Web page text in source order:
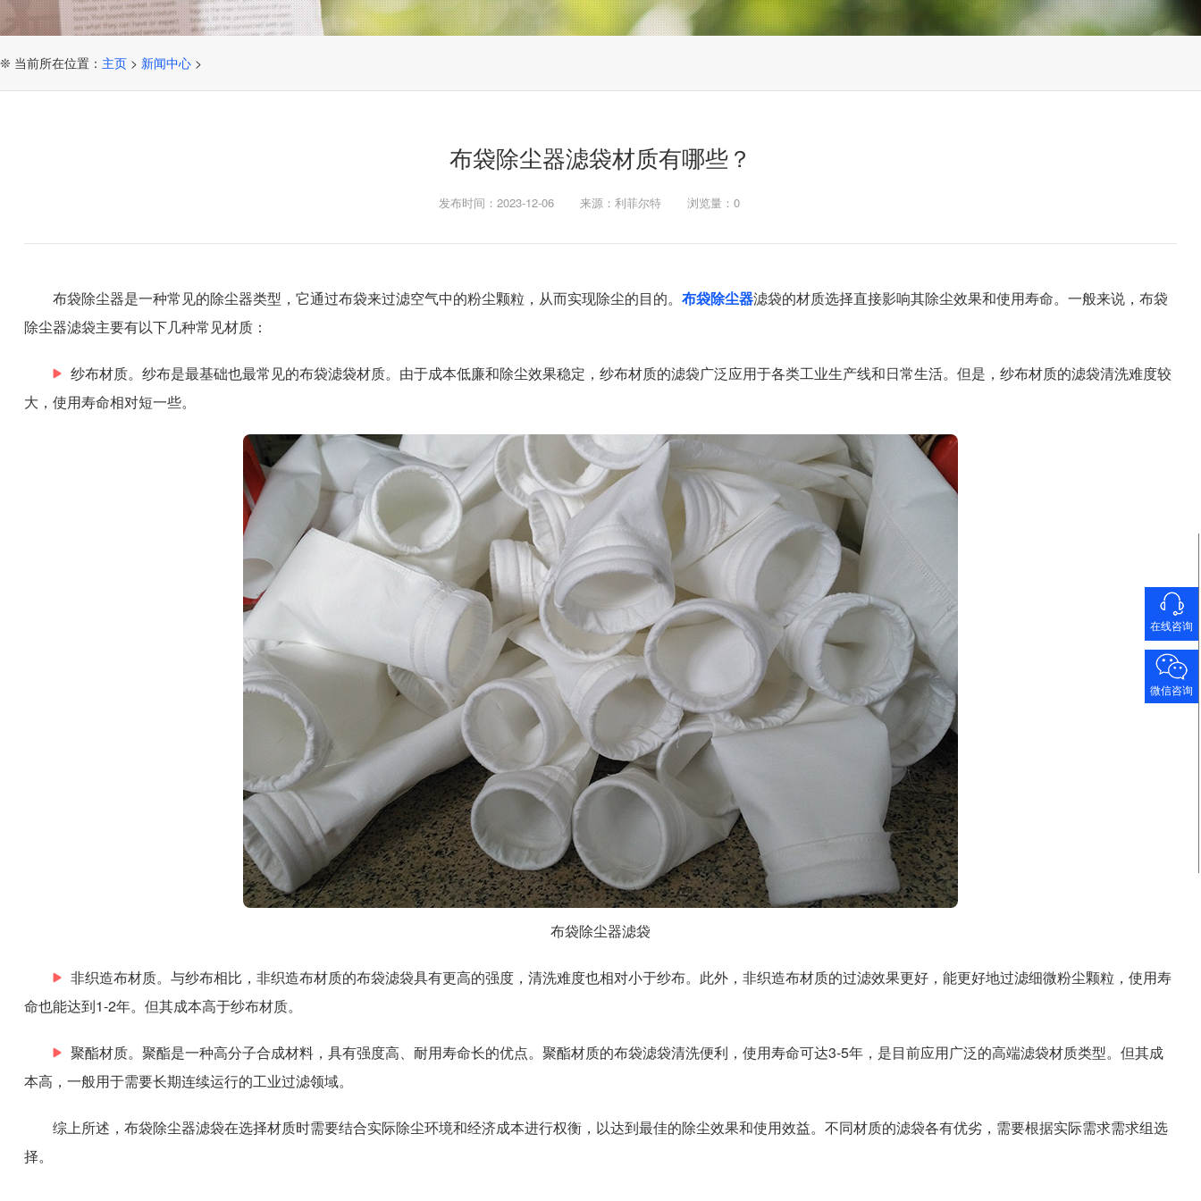
❊ 当前所在位置： 主页 > 新闻中心 >
布袋除尘器滤袋材质有哪些？
发布时间：2023-12-06 来源：利菲尔特 浏览量： 0
布袋除尘器是一种常见的除尘器类型，它通过布袋来过滤空气中的粉尘颗粒，从而实现除尘的目的。 布袋除尘器滤袋的材质选择直接影响其除尘效果和使用寿命。一般来说，布袋
除尘器滤袋主要有以下几种常见材质：
纱布材质。纱布是最基础也最常见的布袋滤袋材质。由于成本低廉和除尘效果稳定，纱布材质的滤袋广泛应用于各类工业生产线和日常生活。但是，纱布材质的滤袋清洗难度较
大，使用寿命相对短一些。
布袋除尘器滤袋
非织造布材质。与纱布相比，非织造布材质的布袋滤袋具有更高的强度，清洗难度也相对小于纱布。此外，非织造布材质的过滤效果更好，能更好地过滤细微粉尘颗粒，使用寿
命也能达到1-2年。但其成本高于纱布材质。
聚酯材质。聚酯是一种高分子合成材料，具有强度高、耐用寿命长的优点。聚酯材质的布袋滤袋清洗便利，使用寿命可达3-5年，是目前应用广泛的高端滤袋材质类型。但其成
本高，一般用于需要长期连续运行的工业过滤领域。
综上所述，布袋除尘器滤袋在选择材质时需要结合实际除尘环境和经济成本进行权衡，以达到最佳的除尘效果和使用效益。不同材质的滤袋各有优劣，需要根据实际需求需求组选
择。
在线咨询
微信咨询